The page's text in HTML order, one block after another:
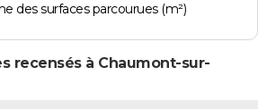
des surfaces parcourues (m²)
recensés à Chaumont-sur-